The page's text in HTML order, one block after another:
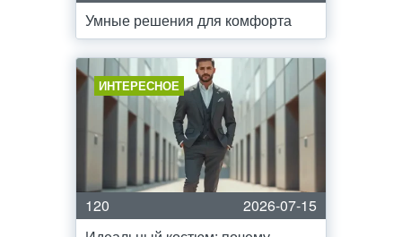
Умные решения для комфорта
ИНТЕРЕСНОЕ
120
2026-07-15